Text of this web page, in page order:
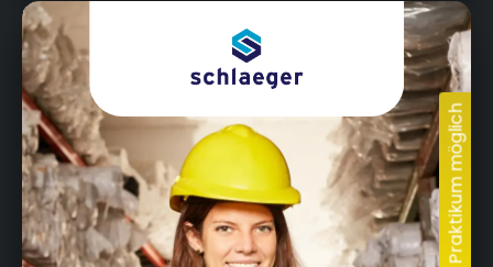
Ritter-von-Eitzenberger-Str. 10, 95448 Bayreuth